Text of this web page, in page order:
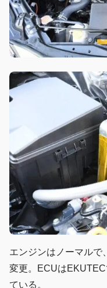
エンジンはノーマルで
変更。ECUは
ている。